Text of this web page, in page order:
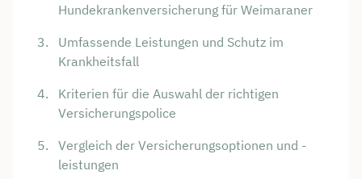
Hundekrankenversicherung für Weimaraner
Umfassende Leistungen und Schutz im
Krankheitsfall
Kriterien für die Auswahl der richtigen
Versicherungspolice
Vergleich der Versicherungsoptionen und -
leistungen